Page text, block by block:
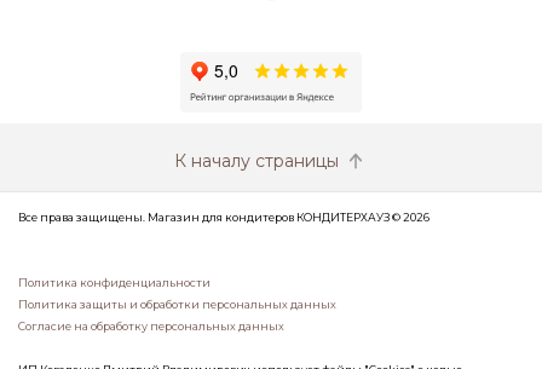
К началу страницы
Все права защищены. Магазин для кондитеров КОНДИТЕРХАУЗ © 2026
Политика конфиденциальности
Политика защиты и обработки персональных данных
Согласие на обработку персональных данных